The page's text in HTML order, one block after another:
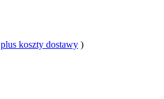
plus koszty dostawy )